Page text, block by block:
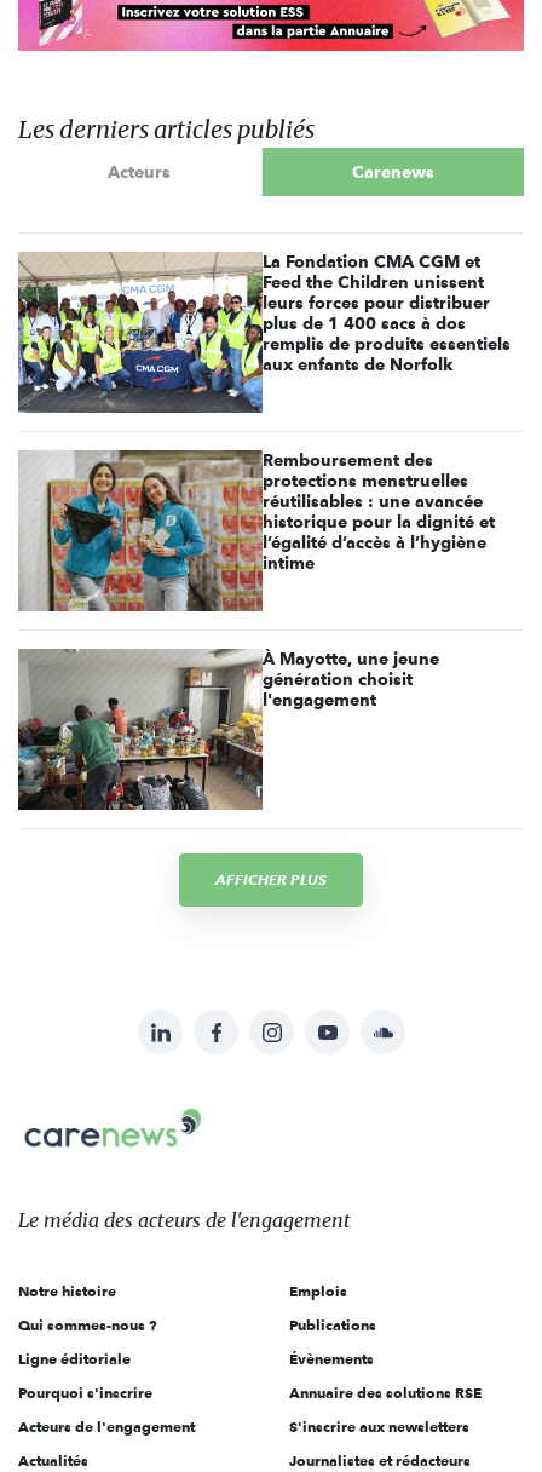
Les derniers articles publiés
Acteurs Carenews
La Fondation CMA CGM et
Feed the Children unissent
leurs forces pour distribuer
plus de 1 400 sacs à dos
remplis de produits essentiels
aux enfants de Norfolk
Remboursement des
protections menstruelles
réutilisables : une avancée
historique pour la dignité et
l’égalité d’accès à l’hygiène
intime
À Mayotte, une jeune
génération choisit
l'engagement
AFFICHER PLUS
sur:
LinkedInFacebookInstagramYouTubeSoundcloud
Le
des
l'engagement
Le média des acteurs de l'engagement
Notre histoire
Qui sommes-nous ?
Ligne éditoriale
Pourquoi s'inscrire
Acteurs de l'engagement
Actualités
Emplois
Publications
Évènements
Annuaire des solutions RSE
S'inscrire aux newsletters
Journalistes et rédacteurs